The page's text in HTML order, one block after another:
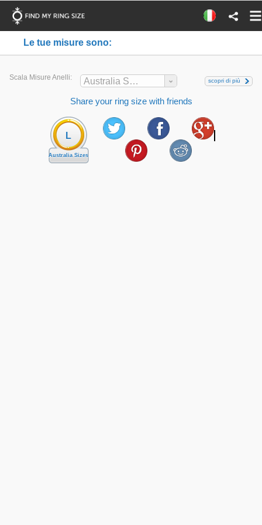
Le tue misure sono:
Scala Misure Anelli: Australia Sizes scopri di più
Share your ring size with friends
L
Australia Sizes